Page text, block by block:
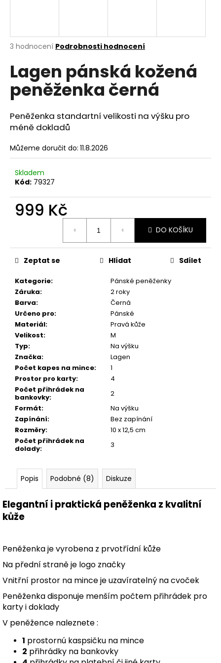
Průměrné
produktu
je
5
hvězdiček.
3 hodnocení Podrobnosti hodnocení
Lagen pánská kožená
peněženka černá
Peněženka standartní velikosti na výšku pro
méně dokladů
Můžeme doručit do: 11.8.2026
Skladem
Kód: 79327
999 Kč
DO KOŠÍKU
Kategorie:
Pánské peněženky
Záruka:
2 roky
Barva:
Černá
Určeno pro:
Pánské
Materiál:
Pravá kůže
Velikost:
M
Typ:
Na výšku
Značka:
Lagen
Počet kapes na mince:
1
Prostor pro karty:
4
Počet přihrádek na
bankovky:
2
Formát:
Na výšku
Zapínání:
Bez zapínání
Rozměry:
10 x 12,5 cm
Počet přihrádek na
dolady: 3
Zeptat se Hlídat Sdílet
Popis Podobné (8) Diskuze
Elegantní i praktická peněženka z kvalitní
kůže
Peněženka je vyrobena z prvotřídní kůže
Na přední straně je logo značky
Vnitřní prostor na mince je uzavíratelný na cvoček
Peněženka disponuje menším počtem přihrádek pro
karty i doklady
V peněžence naleznete :
1 prostornú kaspsičku na mince
2 přihrádky na bankovky
í
t
?
HLEDAT
D
o
p
r
u
j
e
m
e